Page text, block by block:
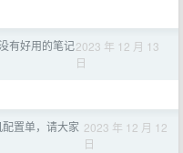
有好用的笔记2023 年 12 月 13
日
置单，请大家 2023 年 12 月 12
日